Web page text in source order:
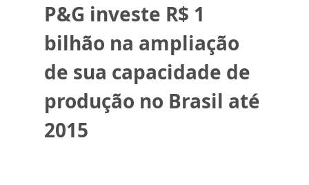
produção
no Brasil
até 2015
P&G investe R$ 1
bilhão na ampliação
de sua capacidade de
produção no Brasil até
2015